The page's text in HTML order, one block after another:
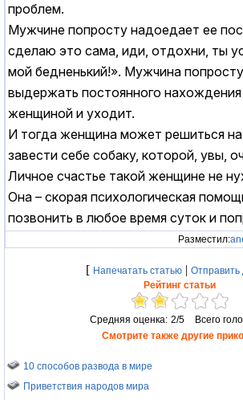
проблем.
Мужчине попросту надоедает ее
сделаю это сама, иди, отдохни, ты
мой бедненький!». Мужчина
выдержать постоянного
женщиной и уходит.
И тогда женщина может решиться
завести себе собаку, которой, увы,
Личное счастье такой женщине не
Она – скорая психологическая
позвонить в любое время суток и
Разместил:
[ Напечатать статью | Отправить
Рейтинг статьи
Средняя оценка: 2/5 Всего
Смотрите также другие
10 способов развода в мире
Приветствия народов мира